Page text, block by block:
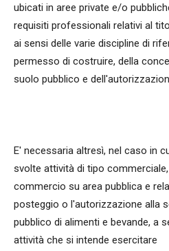
ubicati in aree private e/o
requisiti professionali relativi al
ai sensi delle varie discipline di
permesso di costruire, della
suolo pubblico e
E' necessaria altresì, nel caso in
svolte attività di tipo
commercio su area pubblica e
posteggio o l'autorizzazione alla
pubblico di alimenti e bevande, a
attività che si intende esercitare